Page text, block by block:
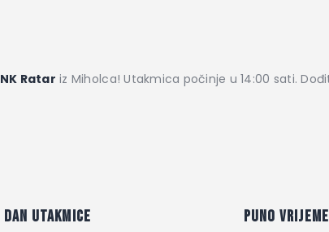
NK Ratar iz Miholca! Utakmica počinje u 14:00 sati.
Dan utakmice Puno vrijeme